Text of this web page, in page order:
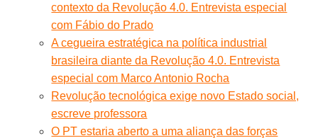
contexto da Revolução 4.0. Entrevista especial
com Fábio do Prado
A cegueira estratégica na política industrial
brasileira diante da Revolução 4.0. Entrevista
especial com Marco Antonio Rocha
Revolução tecnológica exige novo Estado social,
escreve professora
O PT estaria aberto a uma aliança das forças